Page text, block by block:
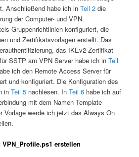
Anschließend habe ich inTeil 2 die
der Computer- und VPN
Gruppenrichtlinien konfiguriert, die
und Zertifikatsvorlagen erstellt. Das
das IKEv2-Zertifikat
SSTP am VPN Server habe ich inTeil
ich den Remote Access Server für
und konfiguriert. Die Konfiguration des
inTeil 5 nachlesen. InTeil 6 habe ich auf
mit dem Namen Template
Vorlage werde ich jetzt das Always On
erstellen